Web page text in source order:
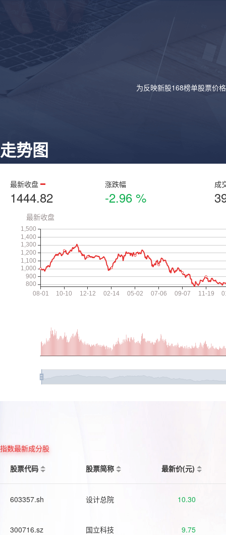
为反映新股168榜单股票价
走势图
最新收盘
1444.82
涨跌幅
-2.96 %
成
指数最新成分股
股票代码
股票简称 最新价(元)
603357.sh 设计总院 10.30
300716.sz 国立科技 9.75